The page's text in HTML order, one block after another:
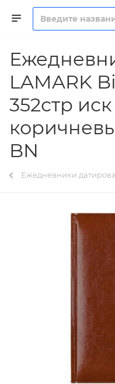
LAMARK
352стр
BN
Ежедневники